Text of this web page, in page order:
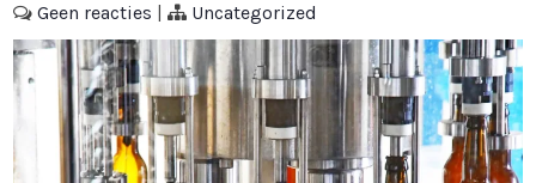
Geen reacties | Uncategorized